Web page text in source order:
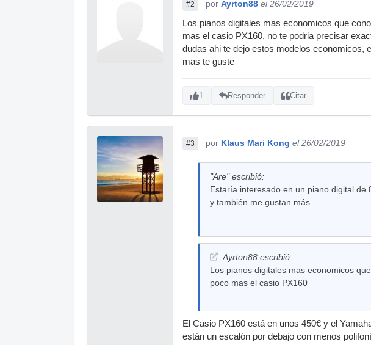
#2 por Ayrton88 el 26/02/2019
Los pianos digitales mas economicos que
mas el casio PX160, no te podria precisar
dudas ahi te dejo estos modelos economicos,
mas te guste
1 Responder Citar
#3 por Klaus Mari Kong el 26/02/2019
"Are" escribió:
Estaría interesado en un piano digital
y también me gustan más.
Ayrton88 escribió:
Los pianos digitales mas economicos
poco mas el casio PX160
El Casio PX160 está en unos 450€ y el
están un escalón por debajo con menos